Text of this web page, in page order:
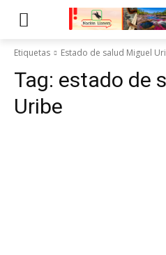
Etiquetas Estado de salud Miguel
Tag: estado de
Uribe